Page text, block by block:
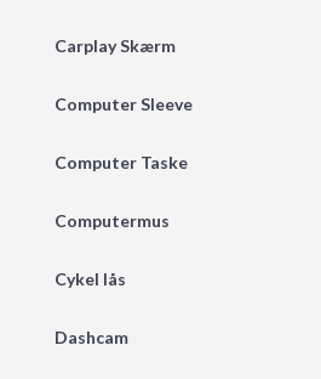
Carplay Skærm
Computer Sleeve
Computer Taske
Computermus
Cykel lås
Dashcam